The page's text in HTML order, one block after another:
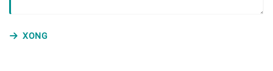
XONG